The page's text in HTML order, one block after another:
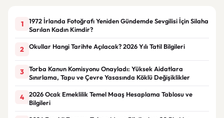
1
1972 İrlanda Fotoğrafı Yeniden Gündemde Sevgilisi İçin Silaha
Sarılan Kadın Kimdir?
2 Okullar Hangi Tarihte Açılacak? 2026 Yılı Tatil Bilgileri
3
Torba Kanun Komisyonu Onayladı: Yüksek Aidatlara
Sınırlama, Tapu ve Çevre Yasasında Köklü Değişiklikler
4
2026 Ocak Emeklilik Temel Maaş Hesaplama Tablosu ve
Bilgileri